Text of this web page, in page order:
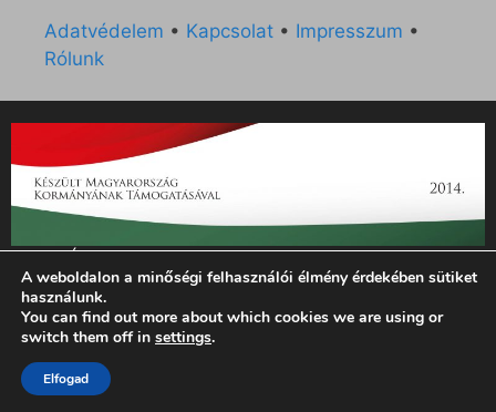
Adatvédelem • Kapcsolat • Impresszum •
Rólunk
„Az Új Ember katolikus hetilap 2014. évi működésének
támogatását az EGYH-KCP-14-P-0121 sz. támogatási
szerződés keretében 3 000 000 Ft összegben támogatta az
Emberi Erőforrások Minisztériuma.”
© 2026 Magyar Kurír - Új Ember
A weboldalon a minőségi felhasználói élmény érdekében sütiket
használunk.
You can find out more about which cookies we are using or
switch them off in settings.
Elfogad